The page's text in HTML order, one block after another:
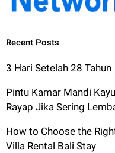
Recent Posts
3 Hari Setelah 28 Tahun
Pintu Kamar Mandi
Rayap Jika Sering
How to Choose the
Villa Rental Bali Stay